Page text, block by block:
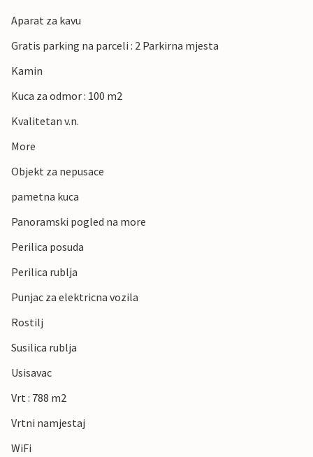
Aparat za kavu
Gratis parking na parceli : 2 Parkirna mjesta
Kamin
Kuca za odmor : 100 m2
Kvalitetan v.n.
More
Objekt za nepusace
pametna kuca
Panoramski pogled na more
Perilica posuda
Perilica rublja
Punjac za elektricna vozila
Rostilj
Susilica rublja
Usisavac
Vrt : 788 m2
Vrtni namjestaj
WiFi